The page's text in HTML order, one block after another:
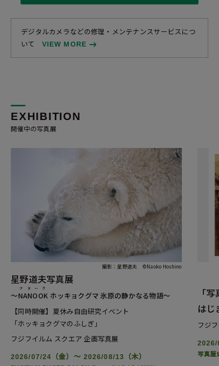
デジタルカメラなどの修理・メンテナンスサービスにつ
いて
VIEW MORE
EXHIBITION
開催中の写真展
撮影：星野道夫 ©Naoko Hoshino
星野道夫写真展
～NANOOK
ナヌーク
ホッキョクグマ 氷原の静かなる物語～
【同時開催】夏休み自由研究イベント
「ホッキョクグマのふしぎ」
フジフイルム スクエア 企画写真展
2026/07/24（金）～ 2026/08/13（木）
「
はじ
フジ
2026/
写真歴